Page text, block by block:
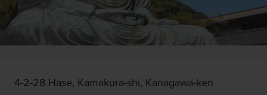
4-2-28 Hase, Kamakura-shi, Kanagawa-ken